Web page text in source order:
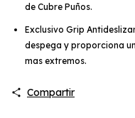
de Cubre Puños.
Exclusivo Grip
despega y proporciona
mas extremos.
Compartir